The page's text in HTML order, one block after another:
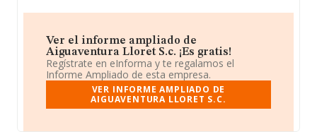
Ver el informe ampliado de
Aiguaventura Lloret S.c. ¡Es gratis!
Regístrate en eInforma y te regalamos el
Informe Ampliado de esta empresa.
VER INFORME AMPLIADO DE
AIGUAVENTURA LLORET S.C.